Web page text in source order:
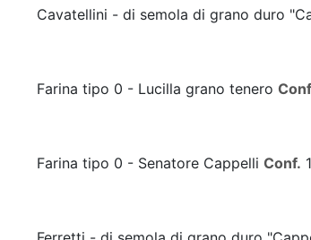
Cavatellini - di semola di grano duro
Farina tipo 0 - Lucilla grano tenero
Farina tipo 0 - Senatore Cappelli Conf.